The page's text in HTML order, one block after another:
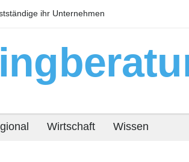
ihr Unternehmen
Warum
Wirtschaft Wissen